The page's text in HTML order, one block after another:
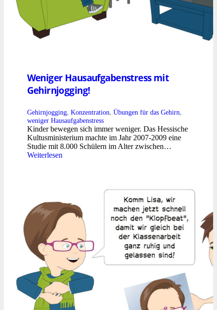
Weniger Hausaufgabenstress mit
Gehirnjogging!
Gehirnjogging, Konzentration, Übungen für das Gehirn,
weniger Hausaufgabenstress
Kinder bewegen sich immer weniger. Das Hessische
Kultusministerium machte im Jahr 2007-2009 eine
Studie mit 8.000 Schülern im Alter zwischen…
Weiterlesen